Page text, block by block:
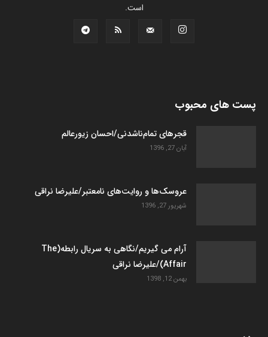
است.
پست های محبوب
قجرهای تمام‌ناشدنی/احسان زیورعالم
آبان 27, 1396
عروسک­‌ها و روایت­‌های نامعتبر/علیرضا نراقی
شهریور 27, 1396
آرام می گیریم/نگاهی به سریال رابطه(The
Affair)/علیرضا نراقی
بهمن 12, 1398